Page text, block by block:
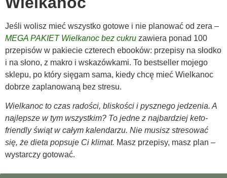
Jeśli wolisz mieć wszystko gotowe i nie planować od zera –
MEGA PAKIET Wielkanoc bez cukru zawiera ponad 100
przepisów w pakiecie czterech ebooków: przepisy na słodko
i na słono, z makro i wskazówkami. To bestseller mojego
sklepu, po który sięgam sama, kiedy chcę mieć Wielkanoc
dobrze zaplanowaną bez stresu.
Wielkanoc to czas radości, bliskości i pysznego jedzenia. A
najlepsze w tym wszystkim? To jedne z najbardziej keto-
friendly świąt w całym kalendarzu. Nie musisz stresować
się, że dieta popsuje Ci klimat. Masz przepisy, masz plan –
wystarczy gotować.